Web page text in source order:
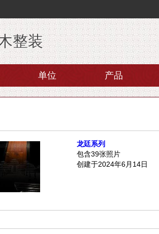
整装
单位 产品
龙廷系列
包含39张照片
创建于2024年6月14日